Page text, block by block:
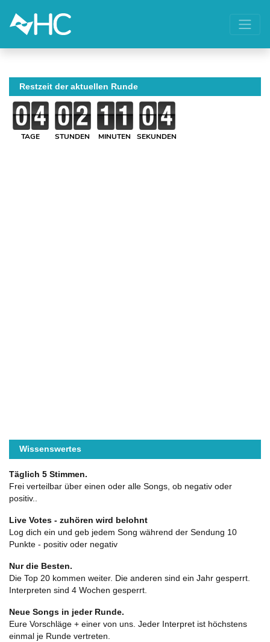
Restzeit der aktuellen Runde
TAGE STUNDEN MINUTEN SEKUNDEN
Wissenswertes
Täglich 5 Stimmen.
Frei verteilbar über einen oder alle Songs, ob negativ oder
positiv..
Live Votes - zuhören wird belohnt
Log dich ein und geb jedem Song während der Sendung 10
Punkte - positiv oder negativ
Nur die Besten.
Die Top 20 kommen weiter. Die anderen sind ein Jahr gesperrt.
Interpreten sind 4 Wochen gesperrt.
Neue Songs in jeder Runde.
Eure Vorschläge + einer von uns. Jeder Interpret ist höchstens
einmal je Runde vertreten.